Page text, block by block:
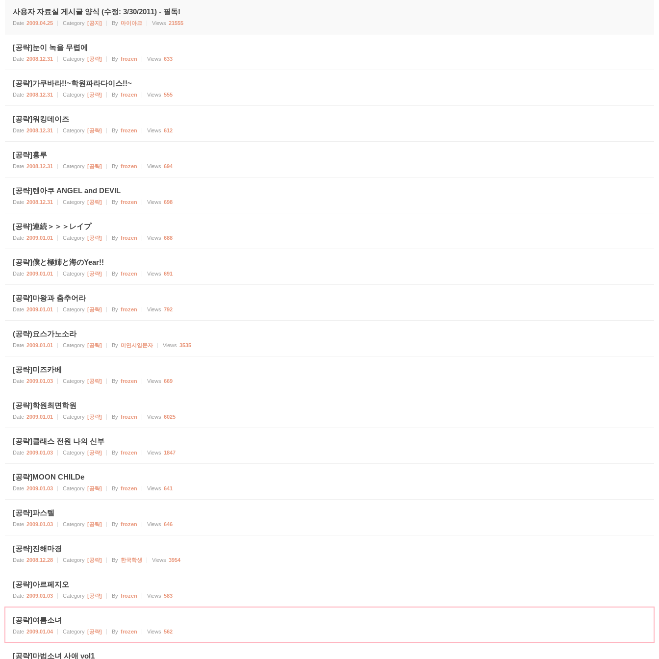
사용자 자료실 게시글 양식 (수정: 3/30/2011) - 필독!
Date 2009.04.25 Category [공지] By 마이아크 Views 21555
[공략]눈이 녹을 무렵에
Date 2008.12.31 Category [공략] By frozen Views 633
[공략]가쿠바라!!~학원파라다이스!!~
Date 2008.12.31 Category [공략] By frozen Views 555
[공략]워킹데이즈
Date 2008.12.31 Category [공략] By frozen Views 612
[공략]홍루
Date 2008.12.31 Category [공략] By frozen Views 694
[공략]텐아쿠 ANGEL and DEVIL
Date 2008.12.31 Category [공략] By frozen Views 698
[공략]連続＞＞＞レイプ
Date 2009.01.01 Category [공략] By frozen Views 688
[공략]僕と極姉と海のYear!!
Date 2009.01.01 Category [공략] By frozen Views 691
[공략]마왕과 춤추어라
Date 2009.01.01 Category [공략] By frozen Views 792
(공략)요스가노소라
Date 2009.01.01 Category [공략] By 미연시입문자 Views 3535
[공략]미즈카베
Date 2009.01.03 Category [공략] By frozen Views 669
[공략]학원최면학원
Date 2009.01.01 Category [공략] By frozen Views 6025
[공략]클래스 전원 나의 신부
Date 2009.01.03 Category [공략] By frozen Views 1847
[공략]MOON CHILDe
Date 2009.01.03 Category [공략] By frozen Views 641
[공략]파스텔
Date 2009.01.03 Category [공략] By frozen Views 646
[공략]진해마경
Date 2008.12.28 Category [공략] By 한국학생 Views 3954
[공략]아르페지오
Date 2009.01.03 Category [공략] By frozen Views 583
[공략]여름소녀
Date 2009.01.04 Category [공략] By frozen Views 562
[공략]마법소녀 사애 vol1